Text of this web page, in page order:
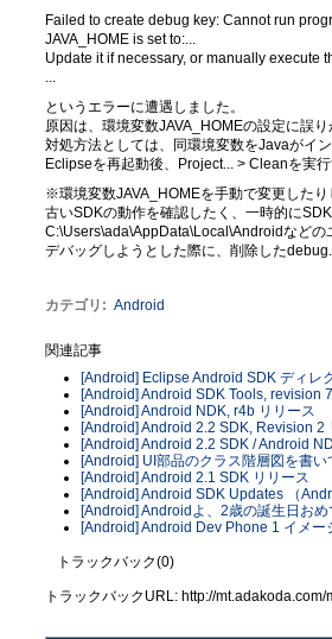
Failed to create debug key: Cannot run
JAVA_HOME is set to:...
Update it if necessary, or manually execute
というエラーに遭遇しました。
原因は、環境変数JAVA_HOMEの設定に誤
対処方法としては、同環境変数をJavaがイ
Eclipseを再起動後、Project... > Cleanを実行
※環境変数JAVA_HOMEを手動で変更したり
古いSDKの動作を確認したく、一時的にSDK
C:\Users\ada\AppData\Local\Androidなどの
デバッグしようとした際に、削除した
カテゴリ : Android
関連記事
[Android] Eclipse Android SDK ディレ
[Android] Android SDK Tools, revision
[Android] Android NDK, r4b リリース
[Android] Android 2.2 SDK, Revision 2
[Android] Android 2.2 SDK / Android
[Android] UI部品のクラス階層図を書い
[Android] Android 2.1 SDK リリース
[Android] Android SDK Updates （
[Android] Androidよ、2歳の誕生日おめ
[Android] Android Dev Phone 1 イメ
トラックバック(0)
トラックバックURL: http://mt.adakoda.com/